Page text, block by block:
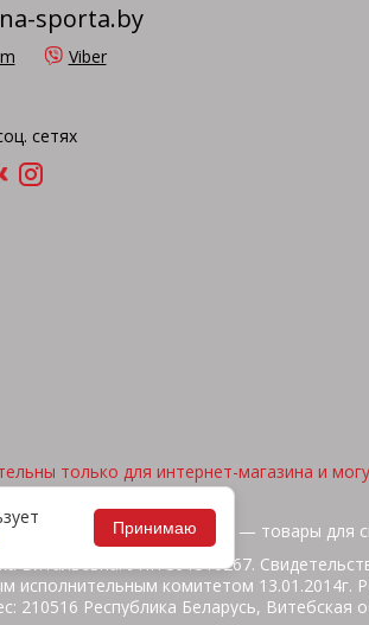
sporta.by
Viber
сетях
только для интернет-магазина и
2026, © "Арена спорта" — товары для
Витальевна. УНП 391316267.
исполнительным комитетом 13.01.2014г.
210516 Республика Беларусь, Витебская
Принимаю